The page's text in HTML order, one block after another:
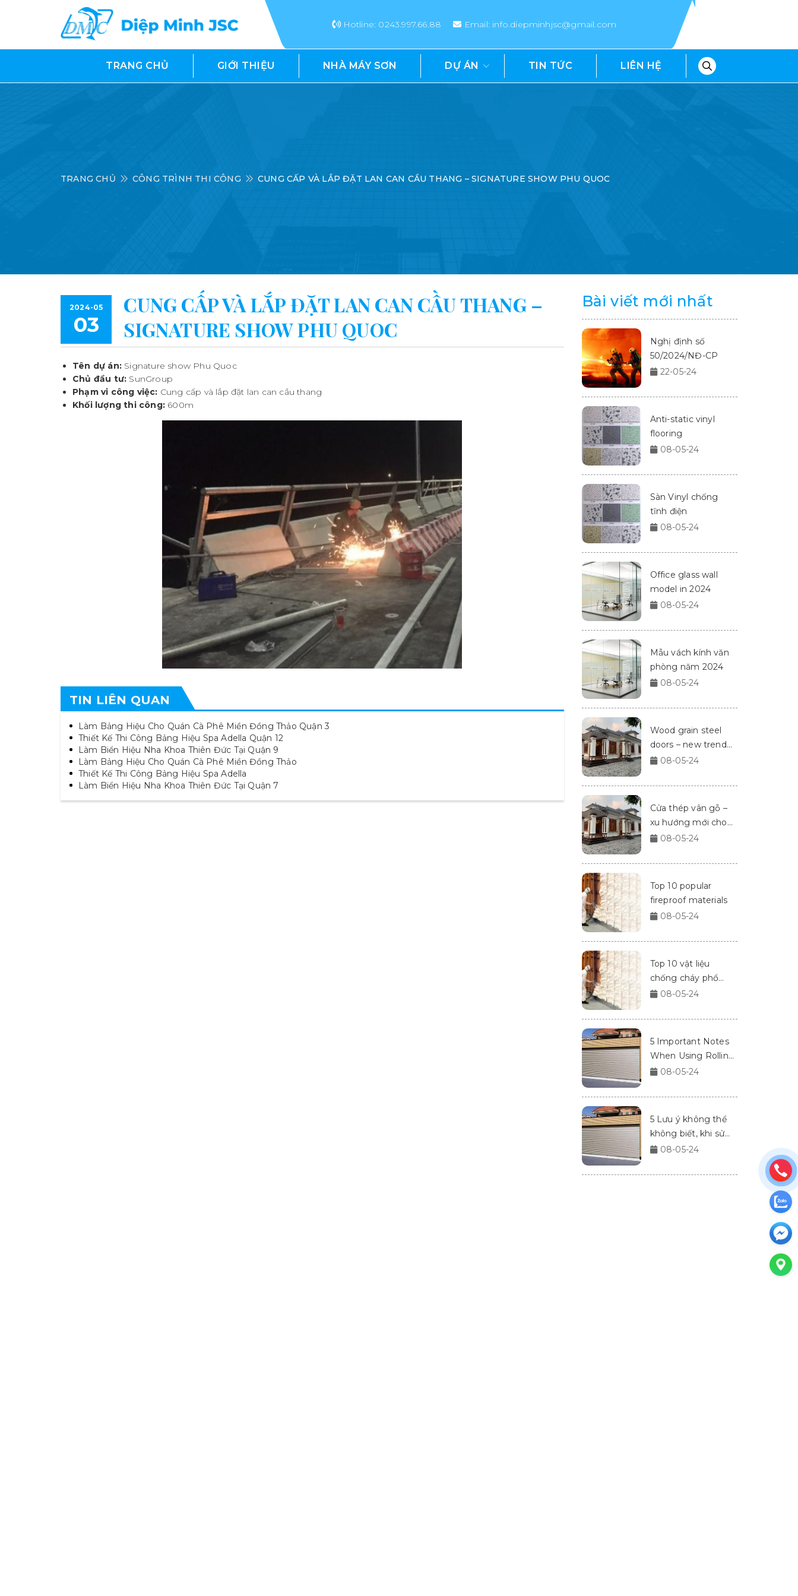
Hotline: 0243.997.66.88 Email: info.diepminhjsc@gmail.com
TRANG CHỦ GIỚI THIỆU NHÀ MÁY SƠN DỰ ÁN TIN TỨC LIÊN HỆ
TRANG CHỦ CÔNG TRÌNH THI CÔNG CUNG CẤP VÀ LẮP ĐẶT LAN CAN CẦU THANG – SIGNATURE SHOW PHU QUOC
2024-05
03
CUNG CẤP VÀ LẮP ĐẶT LAN CAN CẦU THANG –
SIGNATURE SHOW PHU QUOC
Tên dự án: Signature show Phu Quoc
Chủ đầu tư: SunGroup
Phạm vi công việc: Cung cấp và lắp đặt lan can cầu thang
Khối lượng thi công: 600m
TIN LIÊN QUAN
Làm Bảng Hiệu Cho Quán Cà Phê Miền Đồng Thảo Quận 3
Thiết Kế Thi Công Bảng Hiệu Spa Adella Quận 12
Làm Biển Hiệu Nha Khoa Thiên Đức Tại Quận 9
Làm Bảng Hiệu Cho Quán Cà Phê Miền Đồng Thảo
Thiết Kế Thi Công Bảng Hiệu Spa Adella
Làm Biển Hiệu Nha Khoa Thiên Đức Tại Quận 7
Bài viết mới nhất
22-05-24
Nghị định số
50/2024/NĐ-CP
08-05-24
Anti-static vinyl
flooring
08-05-24
Sàn Vinyl chống
tĩnh điện
08-05-24
Office glass wall
model in 2024
08-05-24
Mẫu vách kính văn
phòng năm 2024
08-05-24
Wood grain steel
doors – new trend
for homes in 2024
08-05-24
Cửa thép vân gỗ –
xu hướng mới cho
nhà cửa 2024
08-05-24
Top 10 popular
fireproof materials
08-05-24
Top 10 vật liệu
chống cháy phổ
biến
08-05-24
5 Important Notes
When Using Rolling
Doors
08-05-24
5 Lưu ý không thể
không biết, khi sử
dụng cửa cuốn